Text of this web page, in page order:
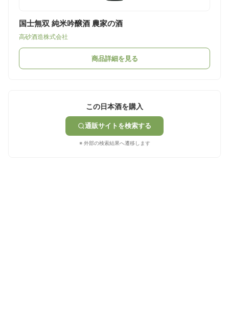
国士無双 純米吟醸酒 農家の酒
高砂酒造株式会社
商品詳細を見る
この日本酒を購入
通販サイトを検索する
※ 外部の検索結果へ遷移します